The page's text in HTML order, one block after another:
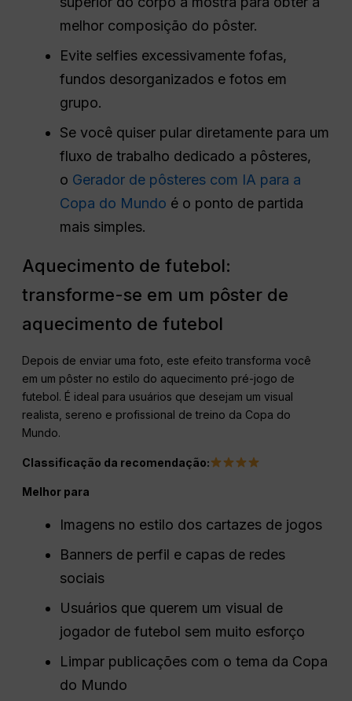
melhor composição do pôster.
Evite selfies excessivamente fofas,
fundos desorganizados e fotos em
grupo.
Se você quiser pular diretamente para um
fluxo de trabalho dedicado a pôsteres,
o Gerador de pôsteres com IA para a
Copa do Mundo é o ponto de partida
mais simples.
Aquecimento de futebol:
transforme-se em um pôster de
aquecimento de futebol
Depois de enviar uma foto, este efeito transforma você
em um pôster no estilo do aquecimento pré-jogo de
futebol. É ideal para usuários que desejam um visual
realista, sereno e profissional de treino da Copa do
Mundo.
Classificação da recomendação:
Melhor para
Imagens no estilo dos cartazes de jogos
Banners de perfil e capas de redes
sociais
Usuários que querem um visual de
jogador de futebol sem muito esforço
Limpar publicações com o tema da Copa
do Mundo